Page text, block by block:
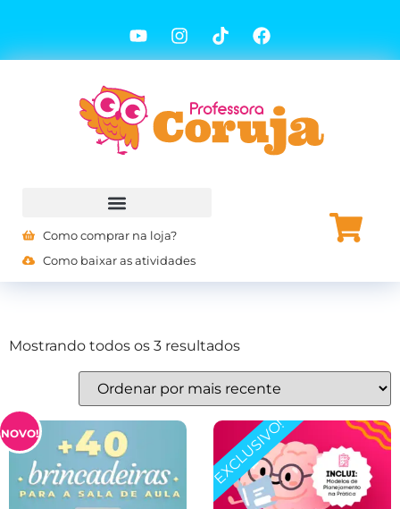
Como comprar na loja?
Como baixar as atividades
Mostrando todos os 3 resultados
NOVO! EXCLUSIVO!